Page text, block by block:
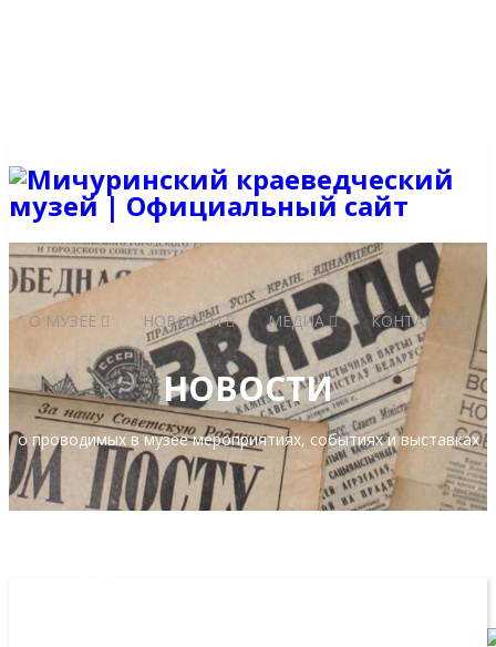
О МУЗЕЕ НОВОСТИ МЕДИА КОНТАКТЫ
НОВОСТИ
о проводимых в музее мероприятиях, событиях и выставках